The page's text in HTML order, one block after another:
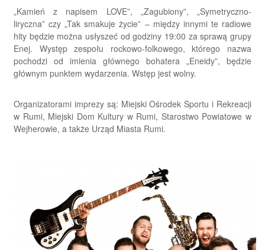
„Kamień z napisem LOVE”, „Zagubiony”, „Symetryczno-
liryczna” czy „Tak smakuje życie” – między innymi te radiowe
hity będzie można usłyszeć od godziny 19:00 za sprawą grupy
Enej. Występ zespołu rockowo-folkowego, którego nazwa
pochodzi od imienia głównego bohatera „Eneidy”, będzie
głównym punktem wydarzenia. Wstęp jest wolny.
Organizatorami imprezy są: Miejski Ośrodek Sportu i Rekreacji
w Rumi, Miejski Dom Kultury w Rumi, Starostwo Powiatowe w
Wejherowie, a także Urząd Miasta Rumi.